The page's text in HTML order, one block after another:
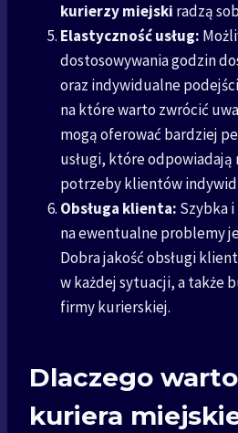
kurierzy miejski radzą
Elastyczność usług:
dostosowywania godzin
oraz indywidualne
na które warto zwrócić
mogą oferować bardziej
usługi, które odpowiadają
potrzeby klientów
Obsługa klienta: Szybka
na ewentualne problemy
Dobra jakość obsługi
w każdej sytuacji, a także
firmy kurierskiej.
Dlaczego
kuriera